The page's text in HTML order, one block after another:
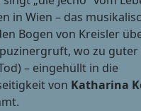
in Wien – das
Bogen von Kreisler
wo zu guter
– eingehüllt in die
von Katharina